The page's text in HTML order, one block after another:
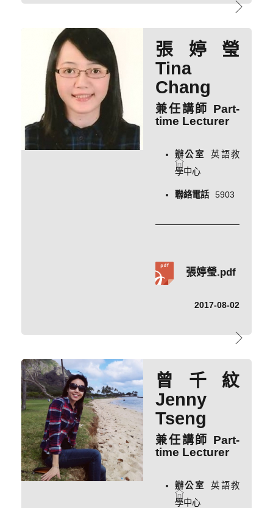
張婷瑩
Tina
Chang
兼任講師 Part-
time Lecturer
辦公室
英語教
學中心
聯絡電話 5903
張婷瑩.pdf
2017-08-02
曾千紋
Jenny
Tseng
兼任講師 Part-
time Lecturer
辦公室
英語教
學中心